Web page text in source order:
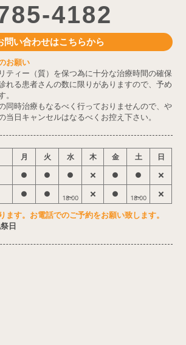
4182
問い合わせはこちらから
お願い
ティー（質）を保つ為に十分な治療時間の確保
れる患者さんの数に限りがありますので、予め
。
同時治療もなるべく行っておりませんので、や
当日キャンセルはなるべくお控え下さい。
月 火 水 木 金 土 日
● ● ● ● ●
● ● 18:00 ● 18:00
ます。お電話でのご予約をお願い致します。
日